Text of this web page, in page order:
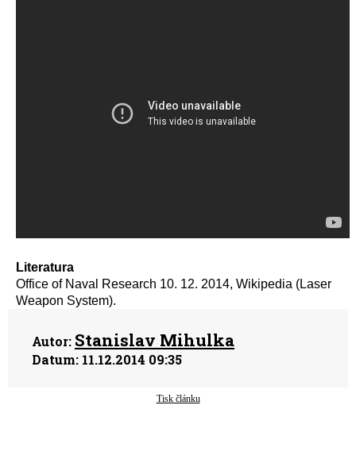
Literatura
Office of Naval Research 10. 12. 2014, Wikipedia (Laser
Weapon System).
Autor: Stanislav Mihulka
Datum: 11.12.2014 09:35
Tisk článku